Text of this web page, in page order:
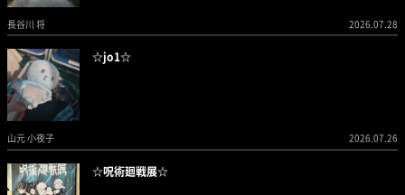
長谷川 将 2026.07.28
☆jo1☆
山元 小夜子 2026.07.26
☆呪術廻戦展☆